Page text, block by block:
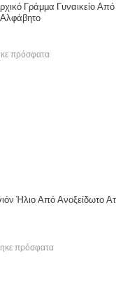
Γράμμα Γυναικείο
πρόσφατα
Ήλιο Από Ανοξείδωτο
πρόσφατα